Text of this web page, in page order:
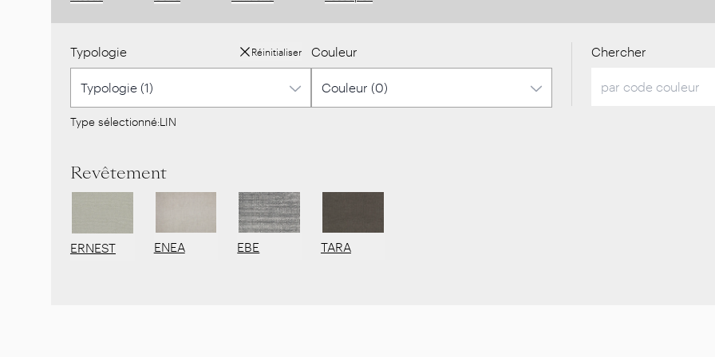
Typologie Réinitialiser
Type sélectionné:LIN
Couleur Chercher
Revêtement
ERNEST ENEA EBE TARA